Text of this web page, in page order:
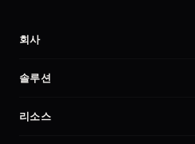
회사
회사 소개
파트너
솔루션
암호화폐 거래소 소프트웨어
리소스